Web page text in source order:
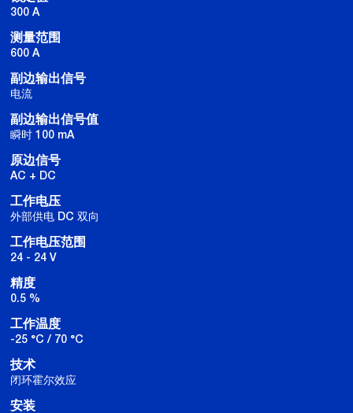
300 A
测量范围
600 A
副边输出信号
电流
副边输出信号值
瞬时 100 mA
原边信号
AC + DC
工作电压
外部供电 DC 双向
工作电压范围
24 - 24 V
精度
0.5 %
工作温度
-25 °C / 70 °C
技术
闭环霍尔效应
安装